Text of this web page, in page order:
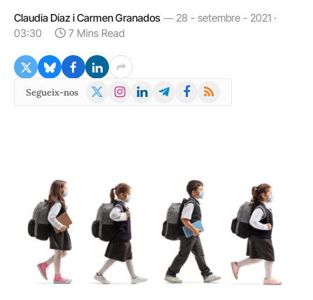
Claudia Díaz i Carmen Granados
28 - setembre - 2021 ·
03:30
7 Mins Read
Segueix-nos
X
Instagram
LinkedInTelegramFacebook
RSS